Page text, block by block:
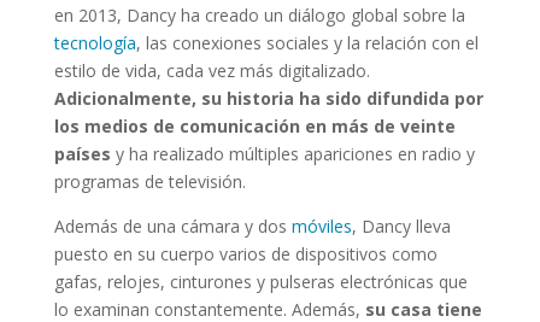
en 2013, Dancy ha creado un diálogo global sobre la
tecnología, las conexiones sociales y la relación con el
estilo de vida, cada vez más digitalizado.
Adicionalmente, su historia ha sido difundida por
los medios de comunicación en más de veinte
países y ha realizado múltiples apariciones en radio y
programas de televisión.
Además de una cámara y dos móviles, Dancy lleva
puesto en su cuerpo varios de dispositivos como
gafas, relojes, cinturones y pulseras electrónicas que
lo examinan constantemente. Además, su casa tiene